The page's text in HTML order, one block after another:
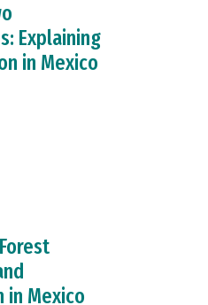
Explaining
in Mexico
in Mexico